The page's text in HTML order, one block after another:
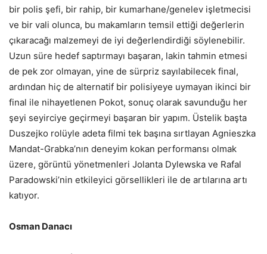
bir polis şefi, bir rahip, bir kumarhane/genelev işletmecisi
ve bir vali olunca, bu makamların temsil ettiği değerlerin
çıkaracağı malzemeyi de iyi değerlendirdiği söylenebilir.
Uzun süre hedef saptırmayı başaran, lakin tahmin etmesi
de pek zor olmayan, yine de sürpriz sayılabilecek final,
ardından hiç de alternatif bir polisiyeye uymayan ikinci bir
final ile nihayetlenen Pokot, sonuç olarak savunduğu her
şeyi seyirciye geçirmeyi başaran bir yapım. Üstelik başta
Duszejko rolüyle adeta filmi tek başına sırtlayan Agnieszka
Mandat-Grabka’nın deneyim kokan performansı olmak
üzere, görüntü yönetmenleri Jolanta Dylewska ve Rafal
Paradowski’nin etkileyici görsellikleri ile de artılarına artı
katıyor.
Osman Danacı